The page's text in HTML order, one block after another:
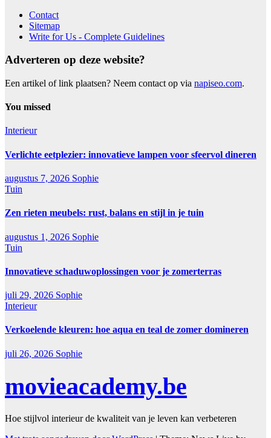
Contact
Sitemap
Write for Us - Complete Guidelines
Adverteren op deze website?
Een artikel of link plaatsen? Neem contact op via napiseo.com.
You missed
Interieur
Verlichte eetplezier: innovatieve lampen voor sfeervol dineren
augustus 7, 2026 Sophie
Tuin
Zen rieten meubels: rust, balans en stijl in je tuin
augustus 1, 2026 Sophie
Tuin
Innovatieve schaduwoplossingen voor je zomerterras
juli 29, 2026 Sophie
Interieur
Verkoelende kleuren: hoe aqua en teal de zomer domineren
juli 26, 2026 Sophie
movieacademy.be
Hoe stijlvol interieur de kwaliteit van je leven kan verbeteren